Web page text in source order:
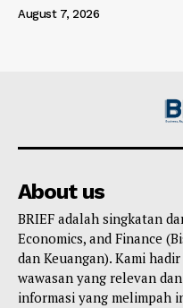
August 7, 2026
About us
BRIEF adalah singkatan
Economics, and Finance
dan Keuangan). Kami
wawasan yang relevan
informasi yang melimpah